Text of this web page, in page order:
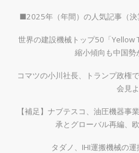
■2025年（年間）の人気記事（決
世界の建設機械トップ50「
縮小傾向も中国勢
コマツの小川社長、トランプ政権
会見
【補足】ナブテスコ、油圧機器事
承とグローバル再編、
タダノ、IHI運搬機械の